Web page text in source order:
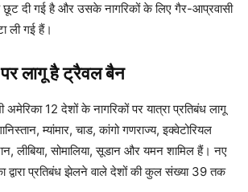
छूट दी गई है और उसके नागरिकों के लिए गैर-आप्रवासी
ली गई हैं।
लागू है ट्रैवल बैन
12 देशों के नागरिकों पर यात्रा प्रतिबंध लागू
म्यांमार, चाड, कांगो गणराज्य, इक्वेटोरियल
लीबिया, सोमालिया, सूडान और यमन शामिल हैं। नए
द्वारा प्रतिबंध झेलने वाले देशों की कुल संख्या 39 तक